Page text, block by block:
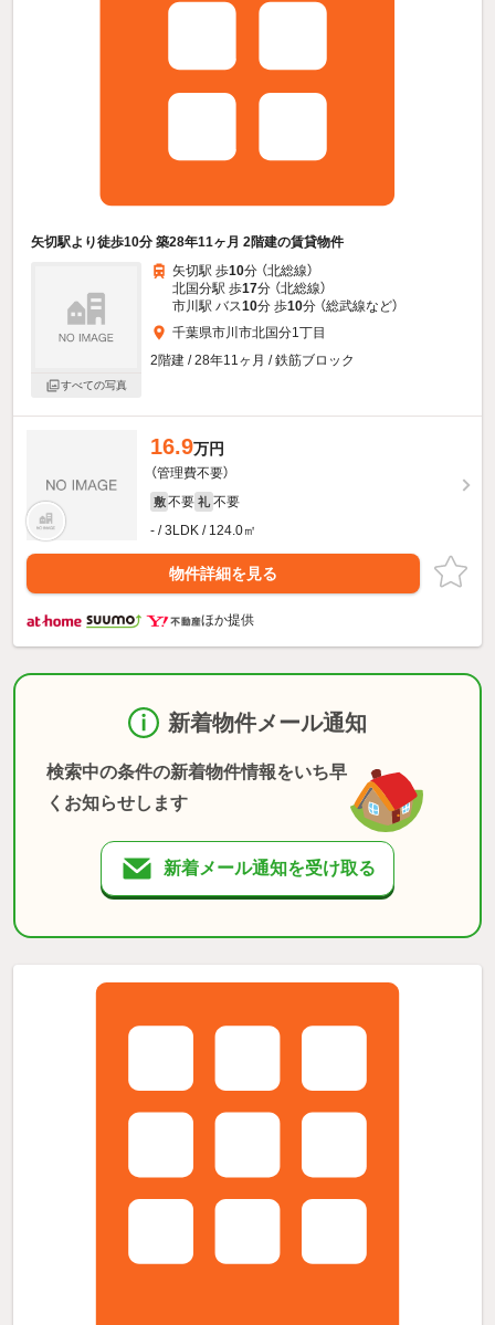
矢切駅より徒歩10分 築28年11ヶ月 2階建の賃貸物件
すべての写真
矢切駅 歩10分 （北総線）
北国分駅 歩17分 （北総線）
市川駅 バス10分 歩10分 （総武線など）
千葉県市川市北国分1丁目
2階建 / 28年11ヶ月 / 鉄筋ブロック
16.9万円
（管理費不要）
敷 不要 礼 不要
- / 3LDK / 124.0㎡
物件詳細を見る
ほか提供
新着物件メール通知
検索中の条件の新着物件情報をいち早
くお知らせします
新着メール通知を受け取る